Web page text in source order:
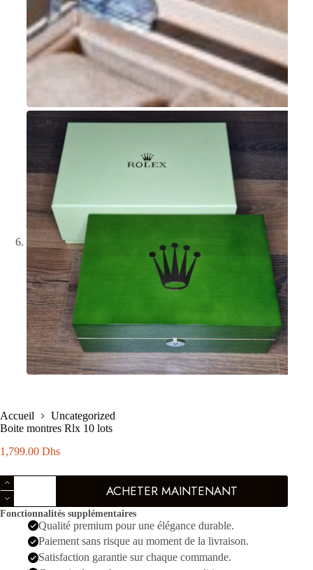
Accueil
Uncategorized
Boite montres Rlx 10 lots
1,799.00 Dhs
quantité
de
Boite
montres
ACHETER MAINTENANT
Fonctionnalités supplémentaires
Qualité premium pour une élégance durable.
Paiement sans risque au moment de la livraison.
Satisfaction garantie sur chaque commande.